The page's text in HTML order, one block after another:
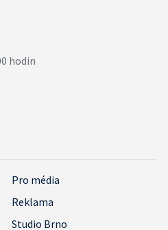
Pro média
Reklama
Studio Brno